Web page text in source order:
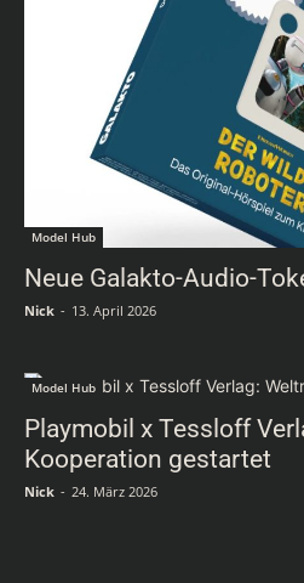
Model Hub
Neue Galakto-Audio-
Nick - 13. April 2026
Model Hub
Playmobil x Tessloff
Kooperation gestartet
Nick - 24. März 2026